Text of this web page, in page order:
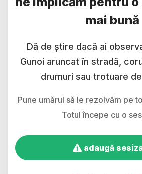
mai bună
Dă de știre dacă ai
Gunoi aruncat în stradă,
drumuri sau trotuare
Pune umărul să le rezolvăm pe
Totul începe cu o
adaugă